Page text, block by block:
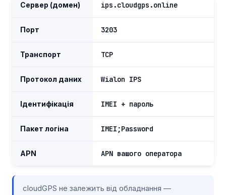
Сервер (домен) ips.cloudgps.online
Порт 3203
Транспорт TCP
Протокол даних Wialon IPS
Ідентифікація IMEI + пароль
Пакет логіна IMEI;Password
APN APN вашого оператора
cloudGPS не залежить від обладнання —